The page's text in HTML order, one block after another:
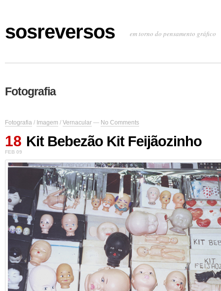
sosreversos em torno do pensamento gráfico
Fotografia
Fotografia / Imagem / Vernacular — No Comments
18
FEB 09
Kit Bebezão Kit Feijãozinho